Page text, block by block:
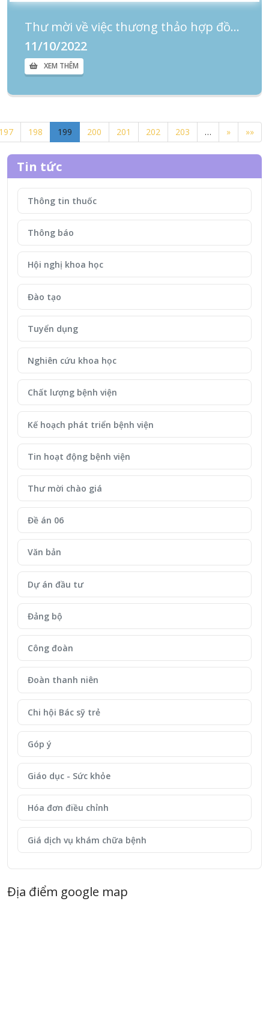
Thư mời về việc thương thảo hợp đồng Gói thầu Cung cấp mực in, linh kiện và đổ mực máy in 5 tháng cuối năm 2022
11/10/2022
XEM THÊM
198 199 200 201 202 203 … » »»
Tin tức
Thông tin thuốc
Thông báo
Hội nghị khoa học
Đào tạo
Tuyển dụng
Nghiên cứu khoa học
Chất lượng bệnh viện
Kế hoạch phát triển bệnh viện
Tin hoạt động bệnh viện
Thư mời chào giá
Đề án 06
Văn bản
Dự án đầu tư
Đảng bộ
Công đoàn
Đoàn thanh niên
Chi hội Bác sỹ trẻ
Góp ý
Giáo dục - Sức khỏe
Hóa đơn điều chỉnh
Giá dịch vụ khám chữa bệnh
Địa điểm google map